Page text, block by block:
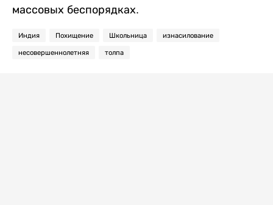
массовых беспорядках.
Индия Похищение Школьница изнасилование
несовершеннолетняя толпа